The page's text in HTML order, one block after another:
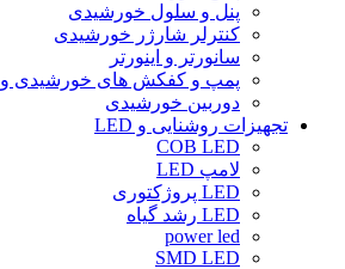
پنل و سلول خورشیدی
کنترلر شارژر خورشیدی
سانورتر و اینورتر
پمپ و کفکش های خورشیدی و DC
دوربین خورشیدی
تجهیزات روشنایی و LED
COB LED
لامپ LED
LED پروژکتوری
LED رشد گیاه
power led
SMD LED